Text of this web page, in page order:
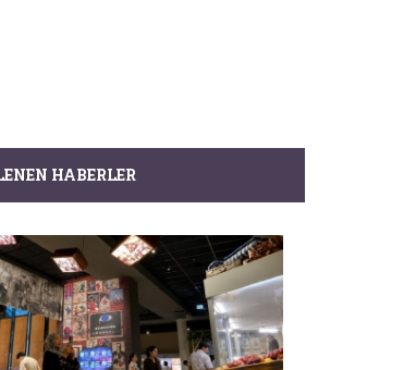
HABERLER